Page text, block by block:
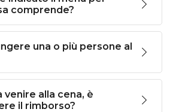
comprende?
una o più persone al
venire alla cena, è
il rimborso?